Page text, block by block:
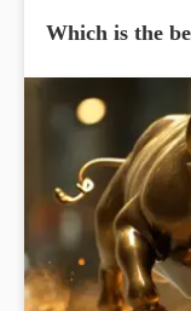
Which is the